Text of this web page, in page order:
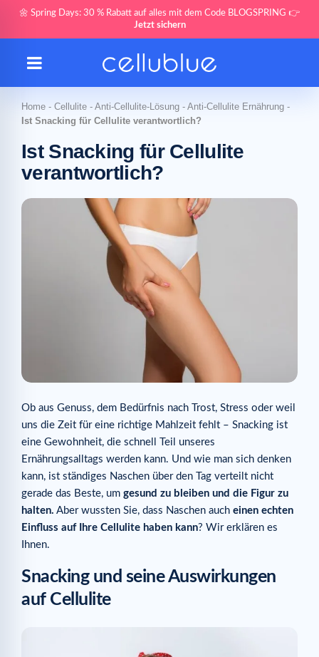
🌼 Spring Days: 30 % Rabatt auf alles mit dem Code BLOGSPRING 👉
Jetzt sichern
Home - Cellulite - Anti-Cellulite-Lösung - Anti-Cellulite Ernährung -
Ist Snacking für Cellulite verantwortlich?
Ist Snacking für Cellulite
verantwortlich?
Ob aus Genuss, dem Bedürfnis nach Trost, Stress oder weil
uns die Zeit für eine richtige Mahlzeit fehlt – Snacking ist
eine Gewohnheit, die schnell Teil unseres
Ernährungsalltags werden kann. Und wie man sich denken
kann, ist ständiges Naschen über den Tag verteilt nicht
gerade das Beste, um gesund zu bleiben und die Figur zu
halten. Aber wussten Sie, dass Naschen auch einen echten
Einfluss auf Ihre Cellulite haben kann? Wir erklären es
Ihnen.
Snacking und seine Auswirkungen
auf Cellulite